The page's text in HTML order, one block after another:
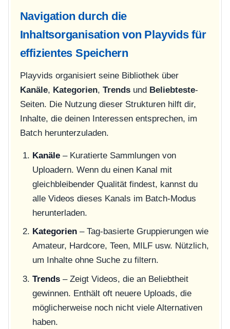
Navigation durch die
Inhaltsorganisation von Playvids für
effizientes Speichern
Playvids organisiert seine Bibliothek über
Kanäle, Kategorien, Trendsund Beliebteste-
Seiten. Die Nutzung dieser Strukturen hilft dir,
Inhalte, die deinen Interessen entsprechen, im
Batch herunterzuladen.
Kanäle– Kuratierte Sammlungen von
Uploadern. Wenn du einen Kanal mit
gleichbleibender Qualität findest, kannst du
alle Videos dieses Kanals im Batch-Modus
herunterladen.
Kategorien– Tag-basierte Gruppierungen wie
Amateur, Hardcore, Teen, MILFusw. Nützlich,
um Inhalte ohne Suche zu filtern.
Trends– Zeigt Videos, die an Beliebtheit
gewinnen. Enthält oft neuere Uploads, die
möglicherweise noch nicht viele Alternativen
haben.